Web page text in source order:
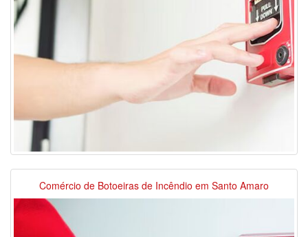
Comércio de Botoeiras de Incêndio em Santo Amaro